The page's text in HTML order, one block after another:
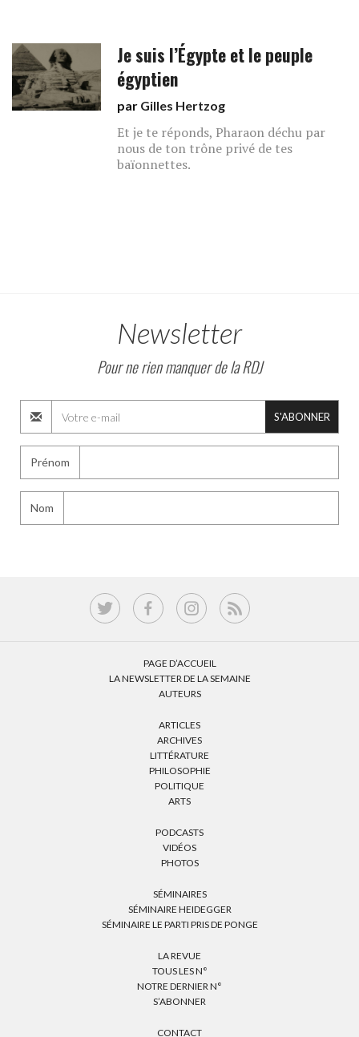
Je suis l’Égypte et le peuple
égyptien
par Gilles Hertzog
Et je te réponds, Pharaon déchu par
nous de ton trône privé de tes
baïonnettes.
Newsletter
Pour ne rien manquer de la RDJ
S'ABONNER
Prénom
Nom
PAGE D’ACCUEIL
LA NEWSLETTER DE LA SEMAINE
AUTEURS
ARTICLES
ARCHIVES
LITTÉRATURE
PHILOSOPHIE
POLITIQUE
ARTS
PODCASTS
VIDÉOS
PHOTOS
SÉMINAIRES
SÉMINAIRE HEIDEGGER
SÉMINAIRE LE PARTI PRIS DE PONGE
LA REVUE
TOUS LES N°
NOTRE DERNIER N°
S’ABONNER
CONTACT